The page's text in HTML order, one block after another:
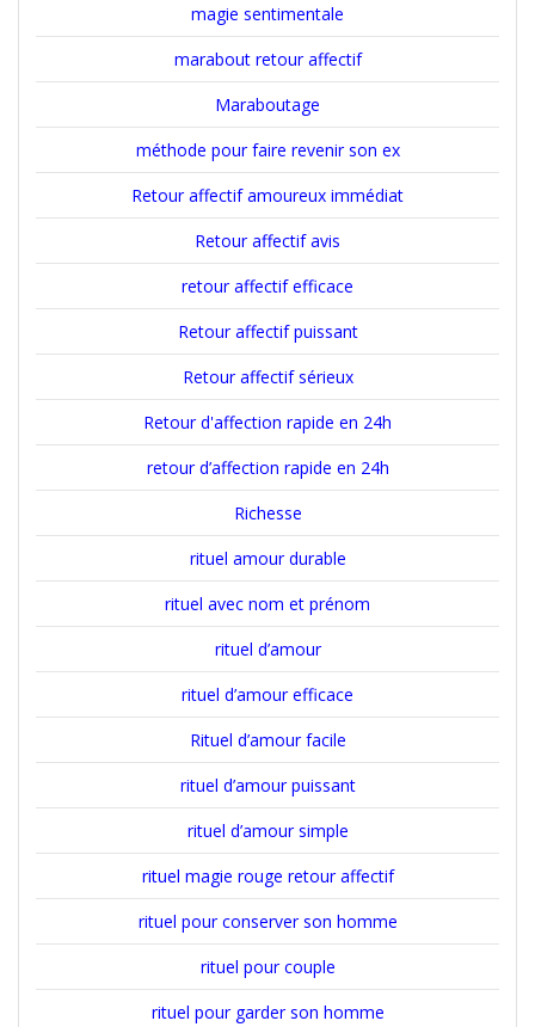
magie sentimentale
marabout retour affectif
Maraboutage
méthode pour faire revenir son ex
Retour affectif amoureux immédiat
Retour affectif avis
retour affectif efficace
Retour affectif puissant
Retour affectif sérieux
Retour d'affection rapide en 24h
retour d’affection rapide en 24h
Richesse
rituel amour durable
rituel avec nom et prénom
rituel d’amour
rituel d’amour efficace
Rituel d’amour facile
rituel d’amour puissant
rituel d’amour simple
rituel magie rouge retour affectif
rituel pour conserver son homme
rituel pour couple
rituel pour garder son homme